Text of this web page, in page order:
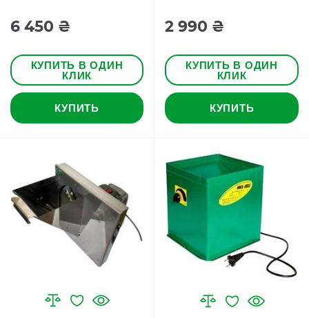
6 450 ₴
КУПИТЬ В ОДИН
КЛИК
КУПИТЬ
2 990 ₴
КУПИТЬ В ОДИН
КЛИК
КУПИТЬ